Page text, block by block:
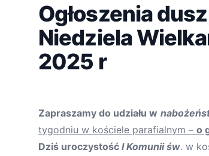
Ogłoszenia
Niedziela
2025 r
Zapraszamy do udziału w
tygodniu w kościele parafialnym – o
Dziś uroczystość I Komunii św. w